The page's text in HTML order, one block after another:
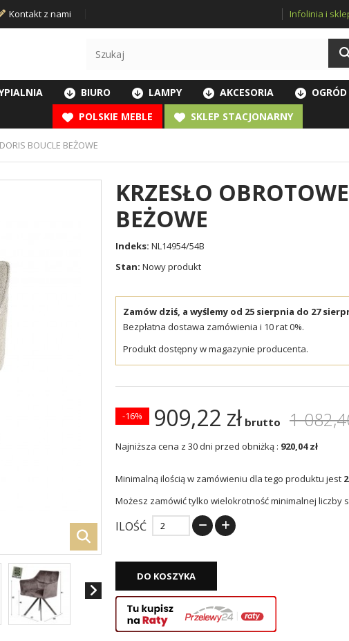
Kontakt z nami Infolinia i
BIURO LAMPY AKCESORIA OGRÓD
POLSKIE MEBLE
SKLEP STACJONARNY
BOUCLE BEŻOWE
KRZESŁO
BEŻOWE
Indeks: NL14954/54B
Stan: Nowy produkt
Zamów dziś, a wyślemy od 25 sierpnia do 27
Bezpłatna dostawa zamówienia i 10 rat 0%.
Produkt dostępny w magazynie producenta.
909,22 zł brutto 1
-16%
Najniższa cena z 30 dni przed obniżką : 920,04 zł
Minimalną ilością w zamówieniu dla tego produktu jest 2
Możesz zamówić tylko wielokrotność minimalnej liczby
ILOŚĆ
DO KOSZYKA